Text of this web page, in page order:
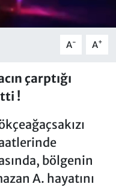
A- A+
çarptığı
!
bölgenin
A. hayatını